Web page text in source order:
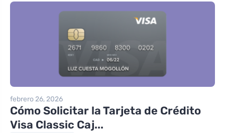
febrero 26, 2026
Cómo Solicitar la Tarjeta de Crédito
Visa Classic Caj...